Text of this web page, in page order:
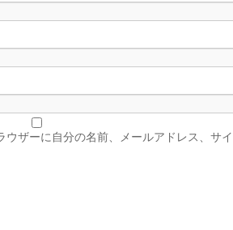
ウザーに自分の名前、メールアドレス、サ